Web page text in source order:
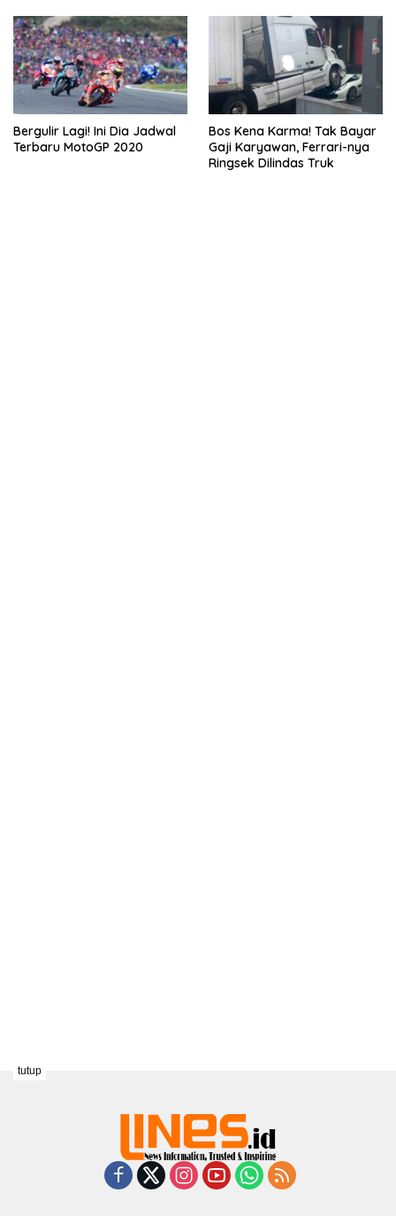
Bergulir Lagi! Ini Dia Jadwal
Terbaru MotoGP 2020
Bos Kena Karma! Tak Bayar
Gaji Karyawan, Ferrari-nya
Ringsek Dilindas Truk
tutup